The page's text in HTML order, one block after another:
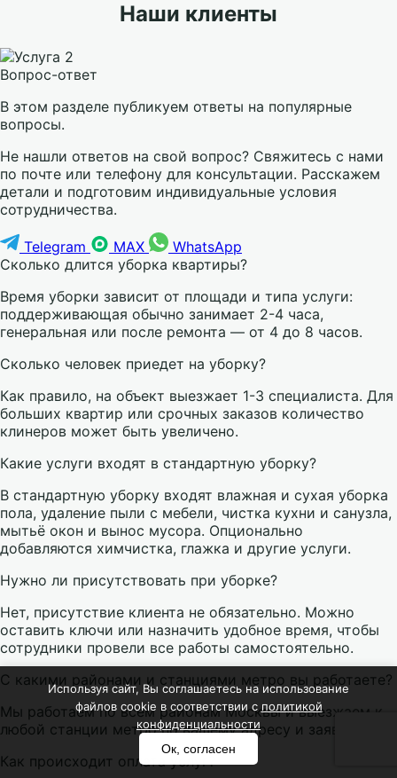
Наши клиенты
Вопрос-ответ
В этом разделе публикуем ответы на популярные
вопросы.
Не нашли ответов на свой вопрос? Свяжитесь с нами
по почте или телефону для консультации. Расскажем
детали и подготовим индивидуальные условия
сотрудничества.
Telegram MAX
WhatsApp
Сколько длится уборка квартиры?
Время уборки зависит от площади и типа услуги:
поддерживающая обычно занимает 2-4 часа,
генеральная или после ремонта — от 4 до 8 часов.
Сколько человек приедет на уборку?
Как правило, на объект выезжает 1-3 специалиста. Для
больших квартир или срочных заказов количество
клинеров может быть увеличено.
Какие услуги входят в стандартную уборку?
В стандартную уборку входят влажная и сухая уборка
пола, удаление пыли с мебели, чистка кухни и санузла,
мытьё окон и вынос мусора. Опционально
добавляются химчистка, глажка и другие услуги.
Нужно ли присутствовать при уборке?
Нет, присутствие клиента не обязательно. Можно
оставить ключи или назначить удобное время, чтобы
сотрудники провели все работы самостоятельно.
С какими районами и станциями метро вы работаете?
Мы работаем по всем районам Москвы и выезжаем к
любой станции метро по вашему адресу и заявке.
Как происходит оплата услуг?
Используя сайт, Вы соглашаетесь на использование
файлов cookie в соответствии с политикой
конфиденциальности
Ок, согласен